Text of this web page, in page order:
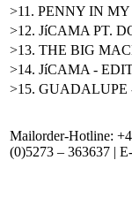
>11. PENNY IN
>12. JíCAMA PT.
>13. THE BIG
>14. JíCAMA -
>15. GUADALUPE
Mailorder-Hotline:
(0)5273 – 363637 |